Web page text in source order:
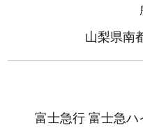
山梨県南
富士急行 富士急ハ